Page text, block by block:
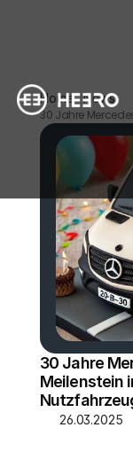
Home News
30 Jahre
30 Jahre
Meilenstein
26.03.2025